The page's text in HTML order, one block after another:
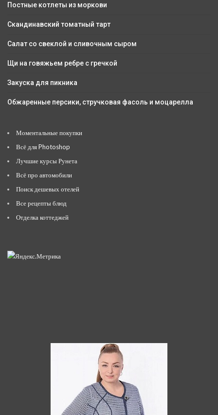
Постные котлеты из моркови
Скандинавский томатный тарт
Салат со свеклой и сливочным сыром
Щи на говяжьем ребре с гречкой
Закуска для пикника
Обжаренные персики, стручковая фасоль и моцарелла
Моментальные покупки
Всё для Photoshop
Лучшие курсы Рунета
Всё про автомобили
Поиск дешевых отелей
Все рецепты блюд
Отделка коттеджей